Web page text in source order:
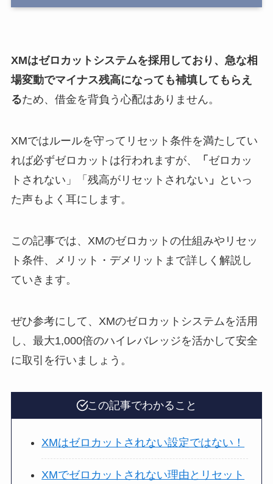
XMはゼロカットシステムを採用しており、急な相
場変動でマイナス残高になっても補填してもらえ
るため、借金を背負う心配はありません。
XMではルールを守ってリセット条件を満たしてい
れば必ずゼロカットは行われますが、
「 ゼロカッ
トされない」「残高がリセットされない 」
といっ
た声もよく耳にします。
この記事では、XMのゼロカットの仕組みやリセッ
ト条件、メリット・デメリットまで詳しく解説し
ていきます。
ぜひ参考にして、XMのゼロカットシステムを活用
し、最大1,000倍のハイレバレッジを活かして安全
に取引を行いましょう。
この記事でわかること
XMはゼロカットされない設定ではない！
XMでゼロカットされない理由とリセット